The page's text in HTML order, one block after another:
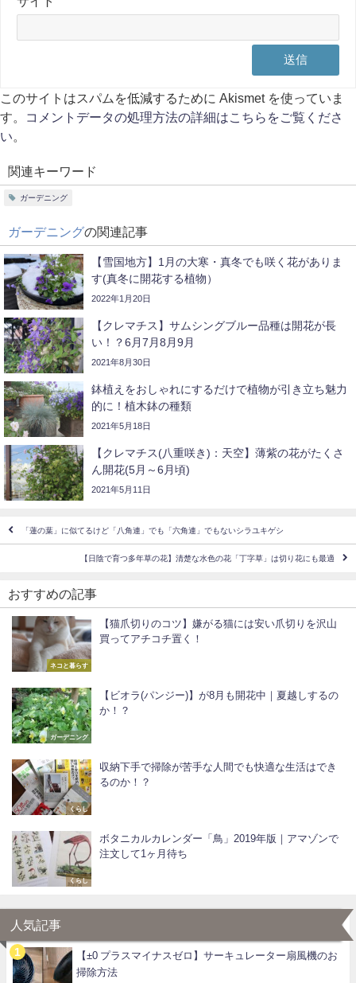
このサイトはスパムを低減するために Akismet を使っていま
す。
コメントデータの処理方法の詳細はこちらをご覧くださ
い
関連キーワード
ガーデニング
ガーデニングの関連記事
【雪国地方】1月の大寒・真冬でも咲く花がありま
す(真冬に開花する植物）
2022年1月20日
【クレマチス】サムシングブルー品種は開花が長
い！？6月7月8月9月
2021年8月30日
鉢植えをおしゃれにするだけで植物が引き立ち魅力
的に！植木鉢の種類
2021年5月18日
【クレマチス(八重咲き)：天空】薄紫の花がたくさ
ん開花(5月～6月頃)
2021年5月11日
「蓮の葉」に似てるけど「八角連」でも「六角連」でもないシラユキゲシ
【日陰で育つ多年草の花】清楚な水色の花「丁字草」は切り花にも最適
おすすめの記事
ネコと暮らす
【猫爪切りのコツ】嫌がる猫には安い爪切りを沢山
買ってアチコチ置く！
ガーデニング
【ビオラ(パンジー)】が8月も開花中｜夏越しするの
か！？
くらし
収納下手で掃除が苦手な人間でも快適な生活はでき
るのか！？
くらし
ボタニカルカレンダー「鳥」2019年版｜アマゾンで
注文して1ヶ月待ち
人気記事
【±0 プラスマイナスゼロ】サーキュレーター扇風機のお
掃除方法